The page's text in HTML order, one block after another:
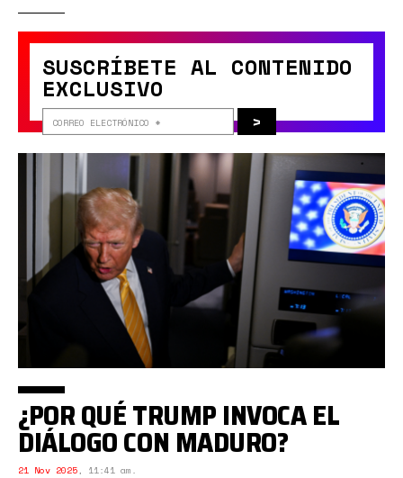
SUSCRÍBETE AL CONTENIDO
EXCLUSIVO
>
¿POR QUÉ TRUMP INVOCA EL
DIÁLOGO CON MADURO?
21 Nov 2025, 11:41 am.